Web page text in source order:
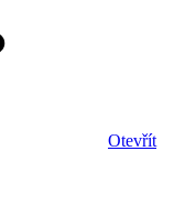
Otevřít